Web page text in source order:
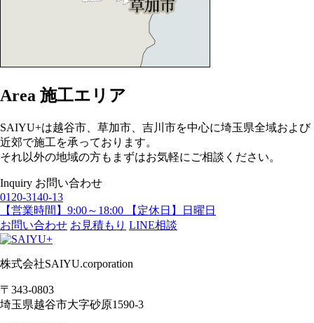
Area 施工エリア
SAIYU+は越谷市、草加市、吉川市を中心に埼玉県全域および
近郊で施工を承っております。
それ以外の地域の方もまずはお気軽にご相談ください。
Inquiry お問い合わせ
0120-3140-13
【営業時間】9:00～18:00 【定休日】日曜日
お問い合わせ お見積もり LINE相談
株式会社SAIYU.corporation
〒343-0803
埼玉県越谷市大字砂原1590-3